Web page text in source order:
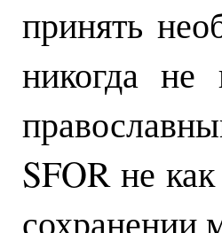
принять
никогда не
SFOR не
сохранении